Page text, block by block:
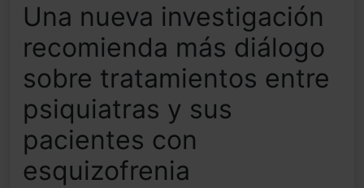
Una nueva investigación
recomienda más diálogo
sobre tratamientos entre
psiquiatras y sus
pacientes con
esquizofrenia